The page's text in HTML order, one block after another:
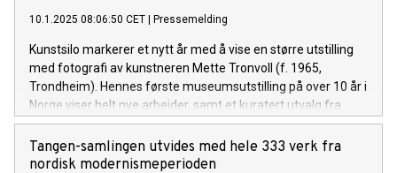
10.1.2025 08:06:50 CET | Pressemelding
Kunstsilo markerer et nytt år med å vise en større utstilling
med fotografi av kunstneren Mette Tronvoll (f. 1965,
Trondheim). Hennes første museumsutstilling på over 10 år i
Norge viser helt nye arbeider, samt et kuratert utvalg fra
hennes tidligere produksjon.
Tangen-samlingen utvides med hele 333 verk fra
nordisk modernismeperioden